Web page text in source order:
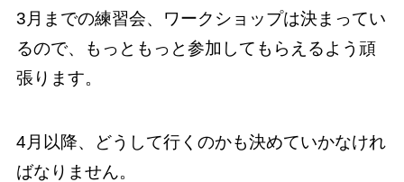
3月までの練習会、ワークショップは決まってい
るので、もっともっと参加してもらえるよう頑
張ります。
4月以降、どうして行くのかも決めていかなけれ
ばなりません。